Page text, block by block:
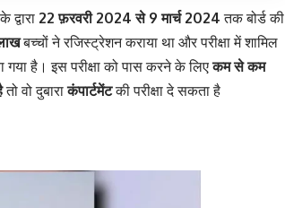
द्वारा 22 फ़रवरी 2024 से 9 मार्च 2024 तक बोर्ड की
बच्चों ने रजिस्ट्रेशन कराया था और परीक्षा में शामिल
गया है। इस परीक्षा को पास करने के लिएकम से कम
तो वो दुबाराकंपार्टमेंटकी परीक्षा दे सकता है